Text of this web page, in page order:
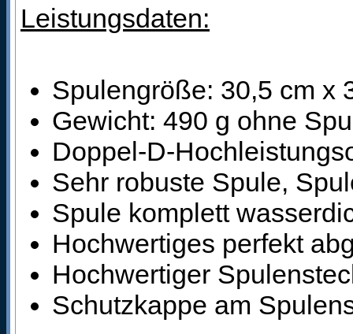
Leistungsdaten:
Spulengröße: 30,5 cm x
Gewicht: 490 g ohne
Doppel-D-
Sehr robuste Spule,
Spule komplett
Hochwertiges perfekt
Hochwertiger
Schutzkappe am